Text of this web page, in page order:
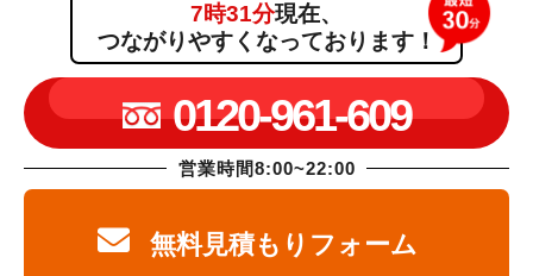
7時31分現在、
つながりやすくなっております！
0120-961-609
営業時間8:00~22:00
無料見積もりフォーム